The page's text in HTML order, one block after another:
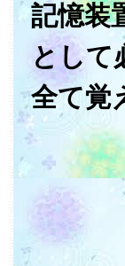
記憶装
として
全て覚